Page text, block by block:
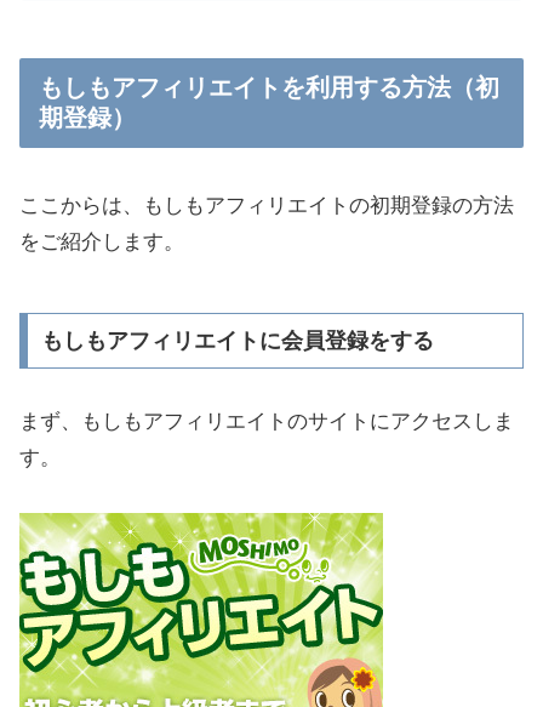
もしもアフィリエイトを利用する方法（初
期登録）
ここからは、もしもアフィリエイトの初期登録の方法
をご紹介します。
もしもアフィリエイトに会員登録をする
まず、もしもアフィリエイトのサイトにアクセスしま
す。